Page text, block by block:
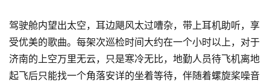
驾驶舱内望出太空，耳边飓风太过嘈杂，带上耳机助听，享
受优美的歌曲。每架次巡检时间大约在一个小时以上，对于
济南的上空万里无云，只是寒冷无比，地勤人员待飞机离地
起飞后只能找一个角落安详的坐着等待，伴随着螺旋桨噪音